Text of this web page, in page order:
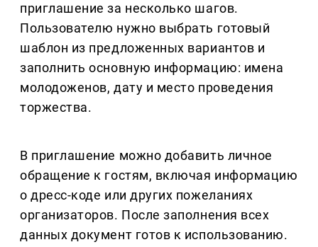
приглашение за несколько шагов.
Пользователю нужно выбрать готовый
шаблон из предложенных вариантов и
заполнить основную информацию: имена
молодоженов, дату и место проведения
торжества.
В приглашение можно добавить личное
обращение к гостям, включая информацию
о дресс-коде или других пожеланиях
организаторов. После заполнения всех
данных документ готов к использованию.